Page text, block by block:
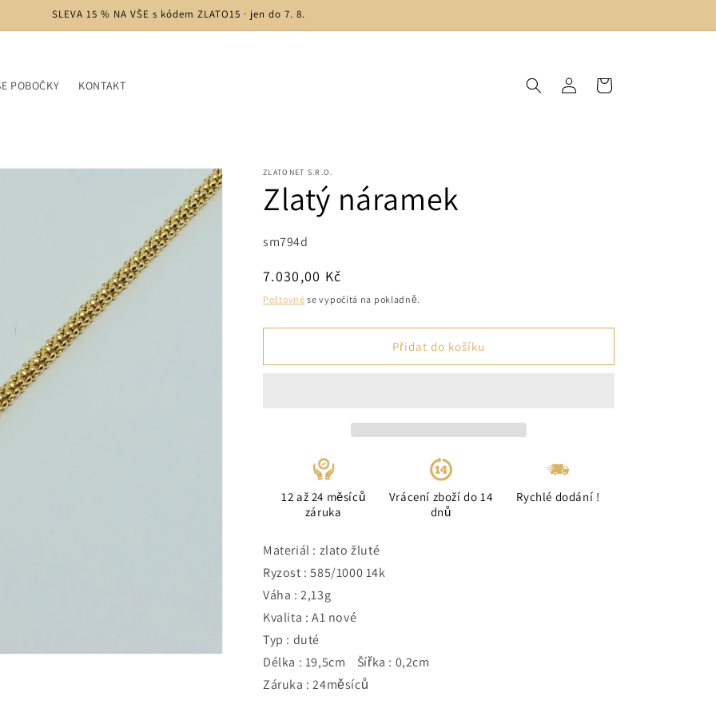
SLEVA 15 % NA VŠE s kódem ZLATO15 · jen do 7. 8.
POBOČKY KONTAKT Košík
ZLATONET S.R.O.
Zlatý náramek
SKU:
sm794d
Běžná
cena
7.030,00 Kč
Poštovné se vypočítá na pokladně.
Přidat do košíku
12 až 24 měsíců
záruka
Vrácení zboží do 14
dnů
Rychlé dodání !
Materiál : zlato žluté
Ryzost : 585/1000 14k
Váha : 2,13g
Kvalita : A1 nové
Typ : duté
Délka : 19,5cm Šířka : 0,2cm
Záruka : 24měsíců